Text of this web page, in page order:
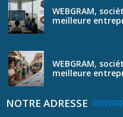
WEBGRAM,
meilleure
WEBGRAM,
meilleure
NOTRE ADRESSE